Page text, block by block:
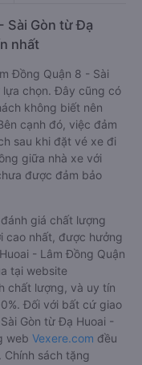
Sài Gòn từ Đạ
nhất
Đồng Quận 8 - Sài
chọn. Đây cũng có
không biết nên
cạnh đó, việc đảm
sau khi đặt vé xe đi
giữa nhà xe với
được đảm bảo
giá chất lượng
cao nhất, được hưởng
- Lâm Đồng Quận
tại website
chất lượng, và uy tín
Đối với bất cứ giao
Gòn từ Đạ Huoai -
web Vexere.com đều
sách tặng